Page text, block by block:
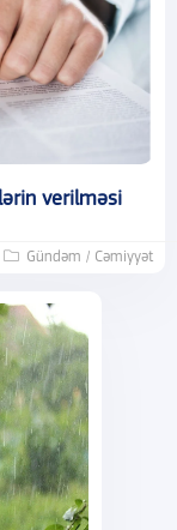
verilməsi
Gündəm / Cəmiyyət